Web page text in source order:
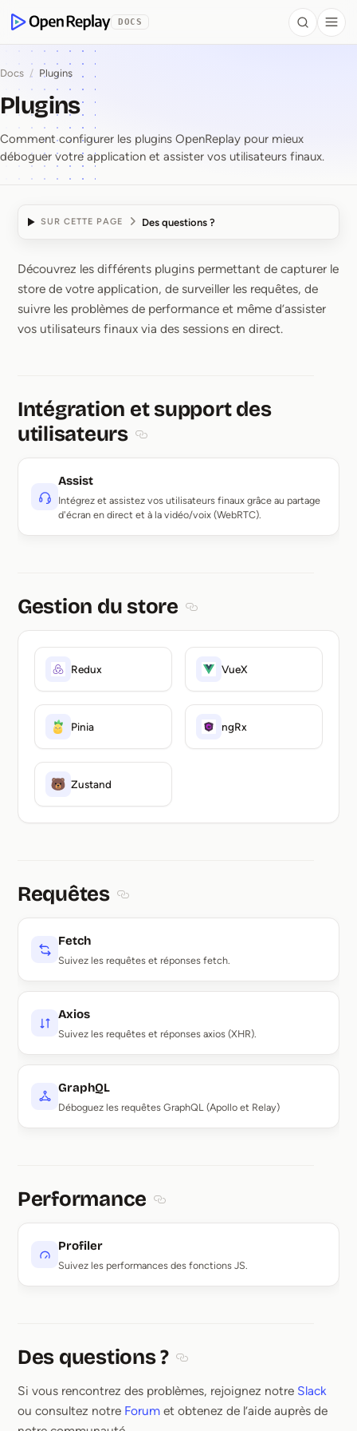
OpenReplay
DOCS Search
Docs / Plugins
Plugins
Comment configurer les plugins OpenReplay pour mieux
déboguer votre application et assister vos utilisateurs finaux.
SUR CETTE PAGE Des questions ?
Plugins
Découvrez les différents plugins permettant de capturer le
store de votre application, de surveiller les requêtes, de
suivre les problèmes de performance et même d’assister
vos utilisateurs finaux via des sessions en direct.
Intégration et support des
utilisateurs
Assist
Intégrez et assistez vos utilisateurs finaux grâce au partage
d'écran en direct et à la vidéo/voix (WebRTC).
Gestion du store
Redux VueX
Pinia ngRx
Zustand
Requêtes
Fetch
Suivez les requêtes et réponses fetch.
Axios
Suivez les requêtes et réponses axios (XHR).
GraphQL
Déboguez les requêtes GraphQL (Apollo et Relay)
Performance
Profiler
Suivez les performances des fonctions JS.
Des questions ?
Si vous rencontrez des problèmes, rejoignez notre Slack
ou consultez notre Forum et obtenez de l’aide auprès de